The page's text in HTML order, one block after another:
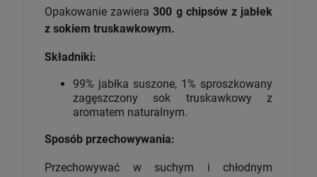
Opakowanie zawiera300 g chipsów z jabłek
z sokiem truskawkowym.
Składniki:
99% jabłka suszone, 1% sproszkowany
zagęszczony sok truskawkowy z
aromatem naturalnym.
Sposób przechowywania:
Przechowywać w suchym i chłodnym